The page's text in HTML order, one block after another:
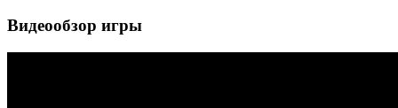
Видеообзор игры